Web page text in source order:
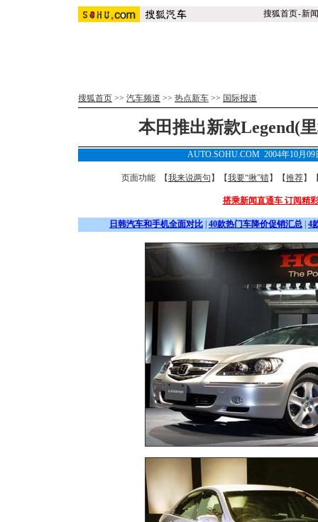
搜狐首页-新闻
搜狐首页 >> 汽车频道 >> 热点新车 >> 国际报道
本田推出新款Legend(
AUTO.SOHU.COM 2004年10月
页面功能 【我来说两句 】【我要“揪”错】【推荐】
搭乘新闻直通车 订阅精
日韩汽车和手机全面对比 40款热门车降价促销汇总 4